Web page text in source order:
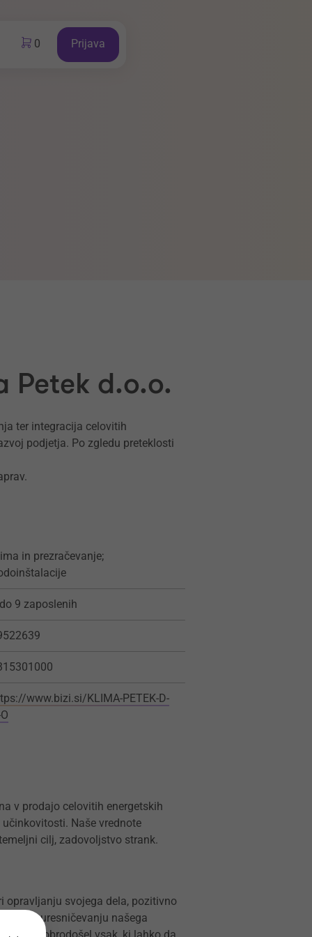
0 Prijava
Petek d.o.o.
ter integracija celovitih
podjetja. Po zgledu preteklosti
in prezračevanje;
9 zaposlenih
www.bizi.si/KLIMA-PETEK-D-
v prodajo celovitih energetskih
Naše vrednote
cilj, zadovoljstvo strank.
opravljanju svojega dela, pozitivno
k uresničevanju našega